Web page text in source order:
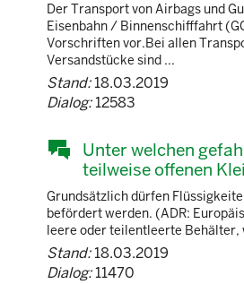
Der Transport von Airbags und
Eisenbahn / Binnenschifffahrt
Vorschriften vor.Bei allen
Versandstücke sind ...
Stand:18.03.2019
Dialog:12583
Unter welchen
teilweise offenen
Grundsätzlich dürfen
befördert werden. (ADR:
leere oder teilentleerte Behälter,
Stand:18.03.2019
Dialog:11470